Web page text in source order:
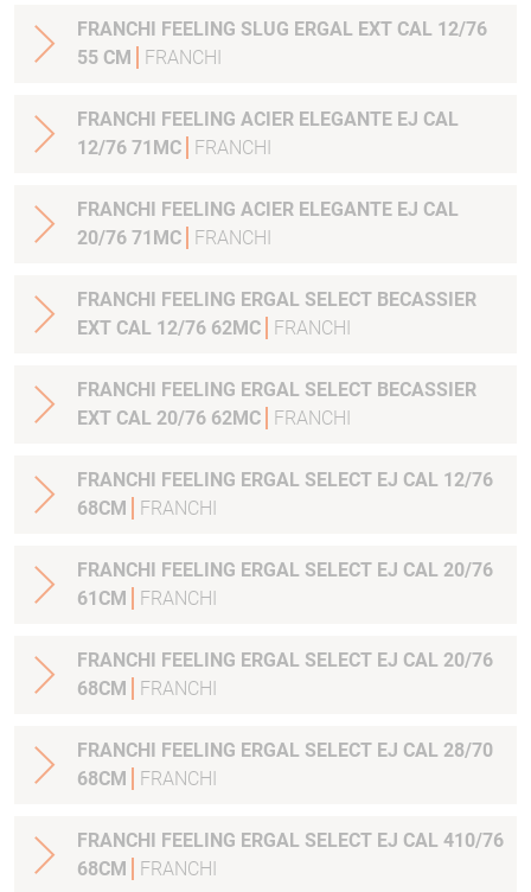
FRANCHI FEELING SLUG ERGAL EXT CAL 12/76
55 CM
FRANCHI
FRANCHI FEELING ACIER ELEGANTE EJ CAL
12/76 71MC
FRANCHI
FRANCHI FEELING ACIER ELEGANTE EJ CAL
20/76 71MC
FRANCHI
FRANCHI FEELING ERGAL SELECT BECASSIER
EXT CAL 12/76 62MC
FRANCHI
FRANCHI FEELING ERGAL SELECT BECASSIER
EXT CAL 20/76 62MC
FRANCHI
FRANCHI FEELING ERGAL SELECT EJ CAL 12/76
68CM
FRANCHI
FRANCHI FEELING ERGAL SELECT EJ CAL 20/76
61CM
FRANCHI
FRANCHI FEELING ERGAL SELECT EJ CAL 20/76
68CM
FRANCHI
FRANCHI FEELING ERGAL SELECT EJ CAL 28/70
68CM
FRANCHI
FRANCHI FEELING ERGAL SELECT EJ CAL 410/76
68CM
FRANCHI